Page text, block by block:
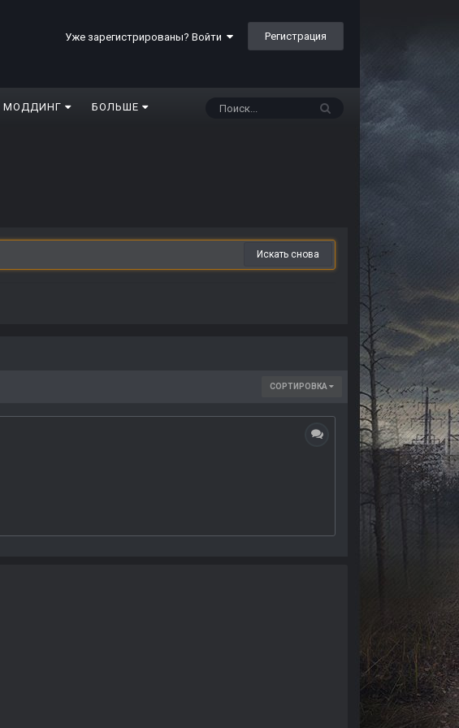
Уже зарегистрированы? Войти Регистрация
МОДДИНГ БОЛЬШЕ
Искать снова
СОРТИРОВКА